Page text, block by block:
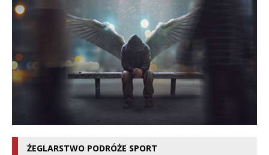
ŻEGLARSTWO PODRÓŻE SPORT